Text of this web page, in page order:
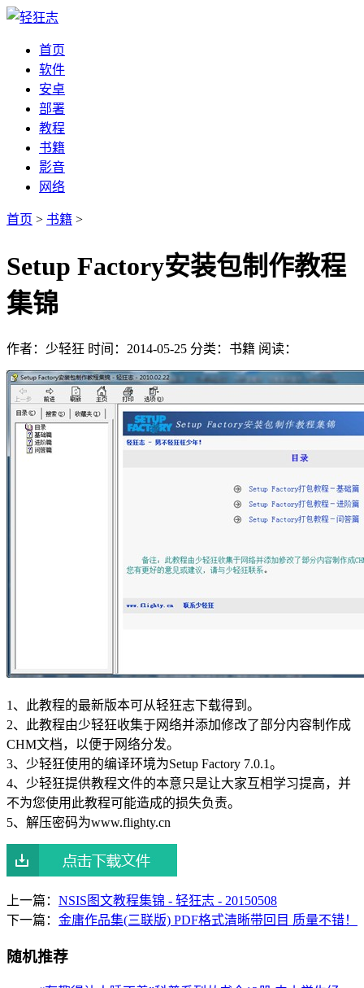
首页
软件
安卓
部署
教程
书籍
影音
网络
首页 > 书籍 >
Setup Factory安装包制作教程
集锦
作者：少轻狂 时间：2014-05-25 分类：书籍 阅读：
1、此教程的最新版本可从轻狂志下载得到。
2、此教程由少轻狂收集于网络并添加修改了部分内容制作成
CHM文档，以便于网络分发。
3、少轻狂使用的编译环境为Setup Factory 7.0.1。
4、少轻狂提供教程文件的本意只是让大家互相学习提高，并
不为您使用此教程可能造成的损失负责。
5、解压密码为www.flighty.cn
上一篇： NSIS图文教程集锦 - 轻狂志 - 20150508
下一篇： 金庸作品集(三联版) PDF格式清晰带回目 质量不错！
随机推荐